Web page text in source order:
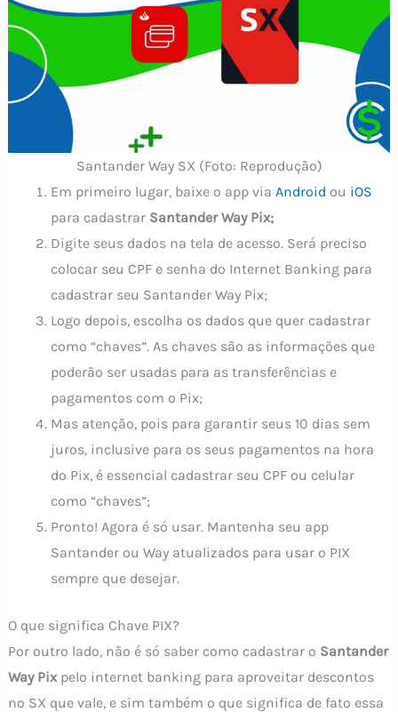
Santander Way SX (Foto: Reprodução)
Em primeiro lugar, baixe o app via Android ou iOS
para cadastrarSantander Way Pix;
Digite seus dados na tela de acesso. Será preciso
colocar seu CPF e senha do Internet Banking para
cadastrar seu Santander Way Pix;
Logo depois, escolha os dados que quer cadastrar
como “chaves”. As chaves são as informações que
poderão ser usadas para as transferências e
pagamentos com o Pix;
Mas atenção, pois para garantir seus 10 dias sem
juros, inclusive para os seus pagamentos na hora
do Pix, é essencial cadastrar seu CPF ou celular
como “chaves”;
Pronto! Agora é só usar. Mantenha seu app
Santander ou Way atualizados para usar o PIX
sempre que desejar.
O que significa Chave PIX?
Por outro lado, não é só saber como cadastrar o Santander
Way Pixpelo internet banking para aproveitar descontos
no SX que vale, e sim também o que significa de fato essa